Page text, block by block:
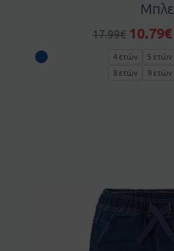
Μπλε
17.99€ 10.79€
4 ετών 5 ετών
8 ετών
9 ετών